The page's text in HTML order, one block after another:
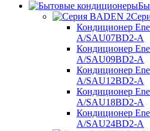
Кондиционер
A/SAU07BD2-A
Кондиционер
A/SAU09BD2-A
Кондиционер
A/SAU12BD2-A
Кондиционер
A/SAU18BD2-A
Кондиционер
A/SAU24BD2-A